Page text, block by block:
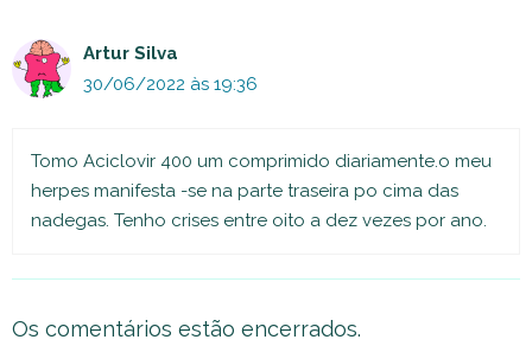
Artur Silva
30/06/2022 às 19:36
Tomo Aciclovir 400 um comprimido diariamente.o meu
herpes manifesta -se na parte traseira po cima das
nadegas. Tenho crises entre oito a dez vezes por ano.
Os comentários estão encerrados.